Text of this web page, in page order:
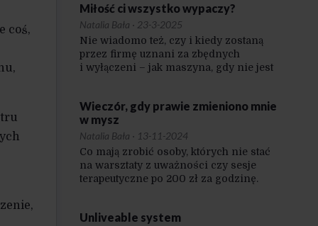
coś,
Miłość ci wszystko wypaczy?
Natalia Bała · 23-3-2025
Nie wiadomo też, czy i kiedy zostaną
przez firmę uznani za zbędnych
i wyłączeni – jak maszyna, gdy nie jest
Wieczór, gdy prawie zmieniono mnie
w mysz
Natalia Bała · 13-11-2024
Co mają zrobić osoby, których nie stać
na warsztaty z uważności czy sesje
terapeutyczne po 200 zł za godzinę.
Unliveable system